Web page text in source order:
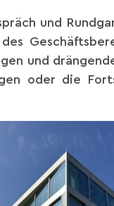
und
und
oder die